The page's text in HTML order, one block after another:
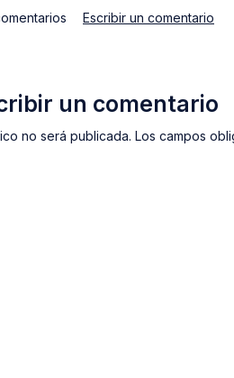
Escribir un comentario
un comentario
no será publicada. Los campos